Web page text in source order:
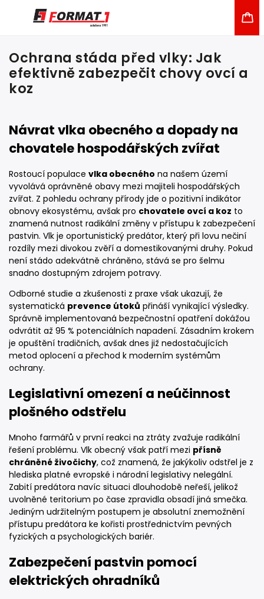
Ochrana stáda před vlky: Jak
efektivně zabezpečit chovy ovcí a
koz
Návrat vlka obecného a dopady na
chovatele hospodářských zvířat
Rostoucí populace vlka obecného na našem území
vyvolává oprávněné obavy mezi majiteli hospodářských
zvířat. Z pohledu ochrany přírody jde o pozitivní indikátor
obnovy ekosystému, avšak pro chovatele ovcí a koz to
znamená nutnost radikální změny v přístupu k zabezpečení
pastvin. Vlk je oportunistický predátor, který při lovu nečiní
rozdíly mezi divokou zvěří a domestikovanými druhy. Pokud
není stádo adekvátně chráněno, stává se pro šelmu
snadno dostupným zdrojem potravy.
Odborné studie a zkušenosti z praxe však ukazují, že
systematická prevence útoků přináší vynikající výsledky.
Správně implementovaná bezpečnostní opatření dokážou
odvrátit až 95 % potenciálních napadení. Zásadním krokem
je opuštění tradičních, avšak dnes již nedostačujících
metod oplocení a přechod k moderním systémům
ochrany.
Legislativní omezení a neúčinnost
plošného odstřelu
Mnoho farmářů v první reakci na ztráty zvažuje radikální
řešení problému. Vlk obecný však patří mezi přísně
chráněné živočichy, což znamená, že jakýkoliv odstřel je z
hlediska platné evropské i národní legislativy nelegální.
Zabití predátora navíc situaci dlouhodobě neřeší, jelikož
uvolněné teritorium po čase zpravidla obsadí jiná smečka.
Jediným udržitelným postupem je absolutní znemožnění
přístupu predátora ke kořisti prostřednictvím pevných
fyzických a psychologických bariér.
Zabezpečení pastvin pomocí
elektrických ohradníků